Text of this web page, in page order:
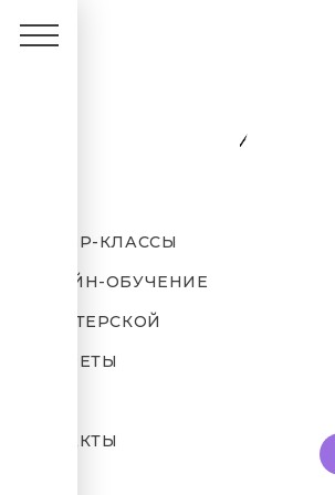
МАСТЕР-КЛАССЫ
ОНЛАЙН-ОБУЧЕНИЕ
В МАСТЕРСКОЙ
ПОРТРЕТЫ
КОНТАКТЫ